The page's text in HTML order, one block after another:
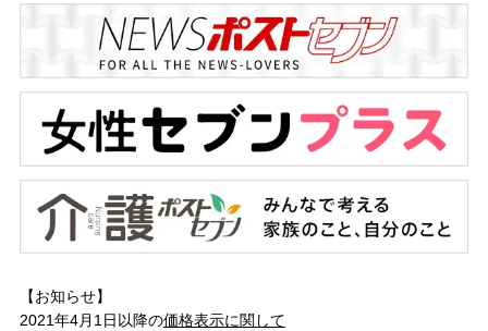
【お知らせ】
2021年4月1日以降の価格表示に関して